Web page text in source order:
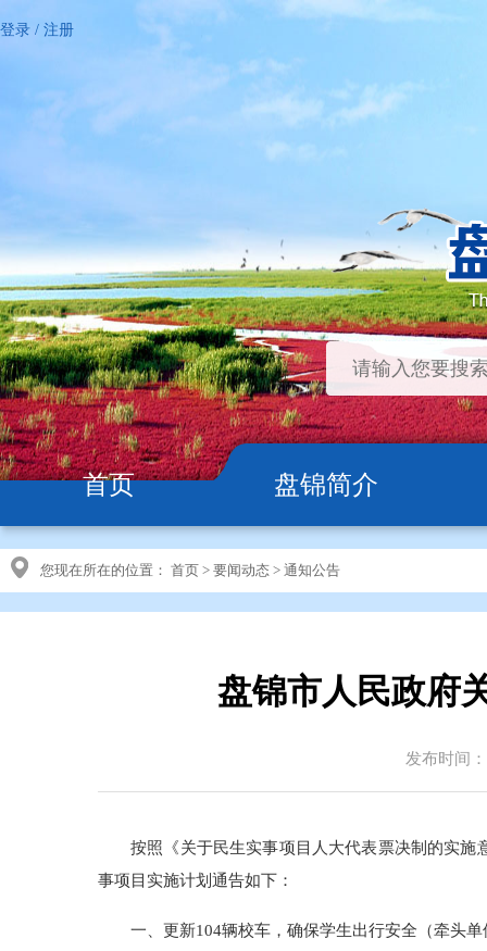
登录 / 注册
首页 盘锦简介
您现在所在的位置： 首页 > 要闻动态 > 通知公告
盘锦市人民政府
发布时间
按照《关于民生实事项目人大代表票决制的实施
事项目实施计划通告如下：
一、更新104辆校车，确保学生出行安全（牵头